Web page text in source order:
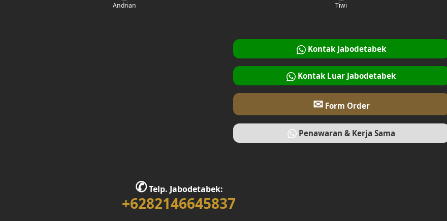
Andrian Tiwi
Kontak Jabodetabek
Kontak Luar Jabodetabek
✉Form Order
Penawaran & Kerja Sama
✆Telp. Jabodetabek:
+6282146645837